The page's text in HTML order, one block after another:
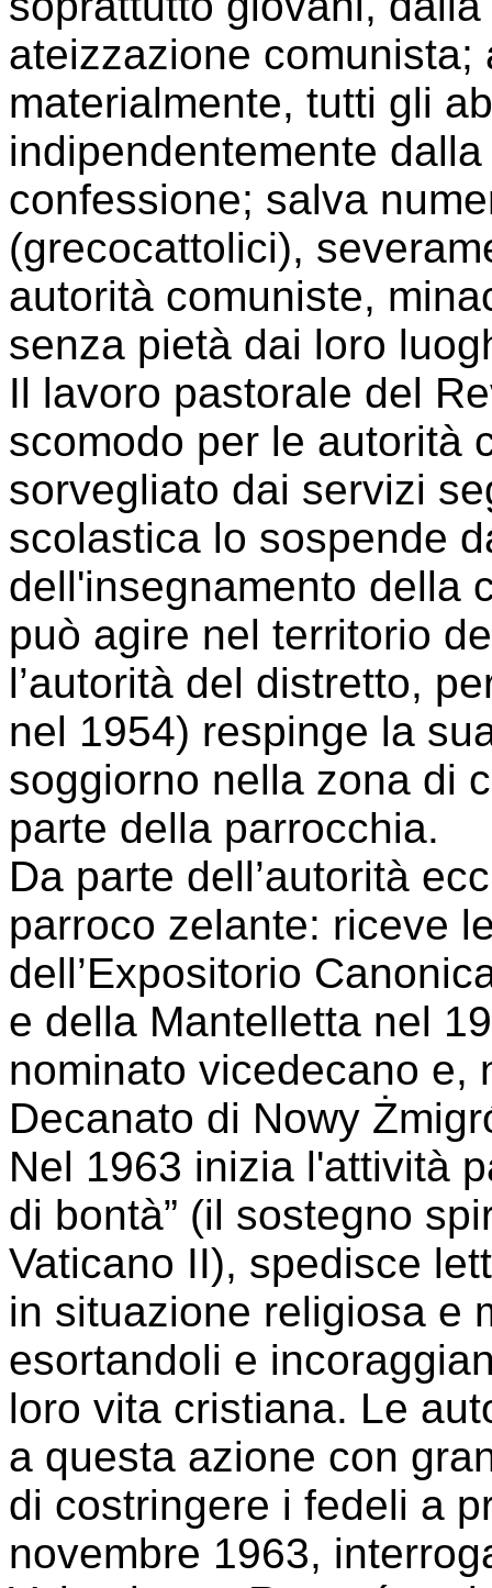
ateizzazione comunista;
materialmente, tutti gli
indipendentemente
confessione; salva
(grecocattolici),
autorità comuniste,
senza pietà dai loro
Il lavoro pastorale del
scomodo per le autorità
sorvegliato dai servizi
scolastica lo sospende
dell'insegnamento della
può agire nel territorio
l’autorità del distretto,
nel 1954) respinge la
soggiorno nella zona di
parte della parrocchia.
Da parte dell’autorità
parroco zelante: riceve
dell’Expositorio
e della Mantelletta nel
nominato vicedecano e,
Decanato di Nowy
Nel 1963 inizia l'attività
di bontà” (il sostegno
Vaticano II), spedisce
in situazione religiosa e
esortandoli e
loro vita cristiana. Le
a questa azione con
di costringere i fedeli a
novembre 1963,